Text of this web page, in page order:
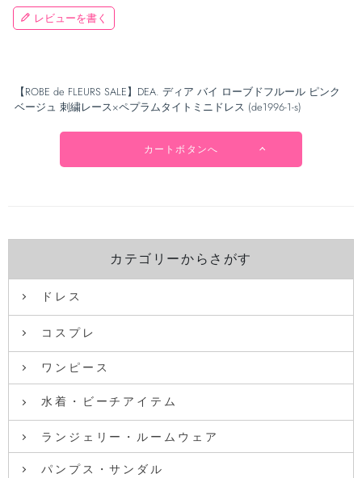
レビューを書く
【ROBE de FLEURS SALE】DEA. ディア バイ ローブドフルール ピンク
ベージュ 刺繍レース×ペプラムタイトミニドレス (de1996-1-s)
カートボタンへ
カテゴリーからさがす
ドレス
コスプレ
ワンピース
水着・ビーチアイテム
ランジェリー・ルームウェア
パンプス・サンダル